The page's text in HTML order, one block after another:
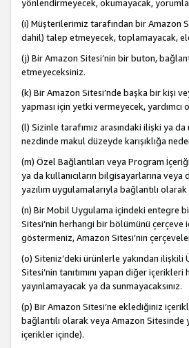
yönlendirmeyecek, okumayacak,
(i) Müşterilerimiz tarafından bir Amazon
dahil) talep etmeyecek, toplamayacak,
(j) Bir Amazon Sitesi’nin bir buton,
etmeyeceksiniz.
(k) Bir Amazon Sitesi’nde başka bir kişi
yapması için yetki vermeyecek,
(l) Sizinle tarafımız arasındaki ilişki ya
nezdinde makul düzeyde karışıklığa
(m) Özel Bağlantıları veya Program
ya da kullanıcıların bilgisayarlarına
yazılım uygulamalarıyla bağlantılı
(n) Bir Mobil Uygulama içindeki entegre
Sitesi’nin herhangi bir bölümünü çerçeve
göstermeniz, Amazon Sitesi’nin
(o) Siteniz’deki ürünlerle yakından ilişkili
Sitesi’nin tanıtımını yapan diğer
yayınlamayacak ya da sunmayacaksınız.
(p) Bir Amazon Sitesi’ne eklediğiniz
bağlantılı olarak veya Amazon
içerikler içinde).